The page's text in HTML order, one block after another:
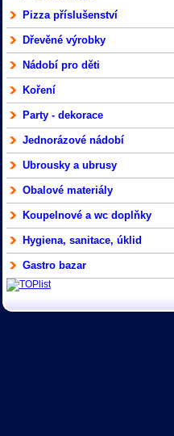
Pizza příslušenství
Dřevěné výrobky
Nádobí pro děti
Koření
Party - dekorace
Jednorázové nádobí
Ubrousky a ubrusy
Obalové materiály
Koupelnové a wc doplňky
Hygiena, sanitace, úklid
Gastro bazar